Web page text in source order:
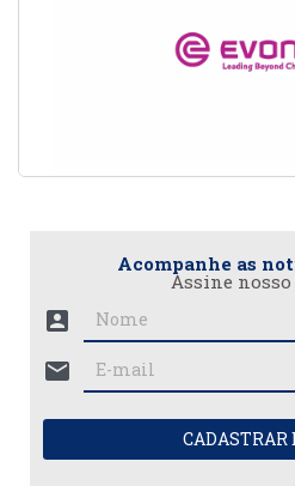
Acompanhe as
Assine
account_box
mail